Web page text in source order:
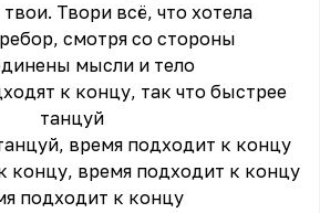
Твори всё, что хотела
смотря со стороны
мысли и тело
к концу, так что быстрее
танцуй
время подходит к концу
концу, время подходит к концу
подходит к концу